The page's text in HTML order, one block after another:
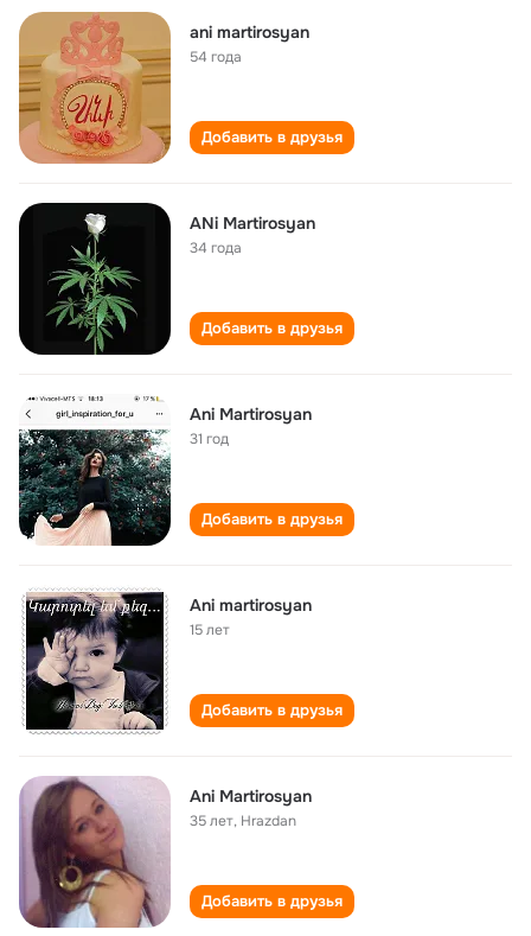
ani martirosyan
54 года
Добавить в друзья
ANi Martirosyan
34 года
Добавить в друзья
Ani Martirosyan
31 год
Добавить в друзья
Ani martirosyan
15 лет
Добавить в друзья
Ani Martirosyan
35 лет, Hrazdan
Добавить в друзья